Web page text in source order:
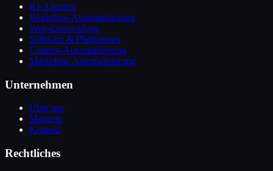
KI-Agenten
Workflow-Automatisierung
Web-Entwicklung
Software & Plattformen
Content-Automatisierung
Marketing-Automatisierung
Unternehmen
Über uns
Magazin
Kontakt
Rechtliches